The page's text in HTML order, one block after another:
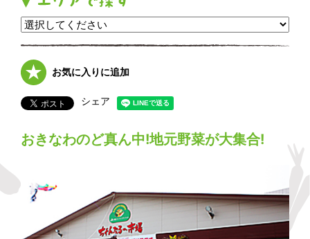
お気に入りに追加
シェア
おきなわのど真ん中!地元野菜が大集合!